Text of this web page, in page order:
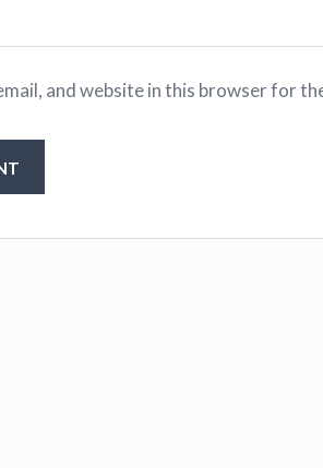
and website in this browser for